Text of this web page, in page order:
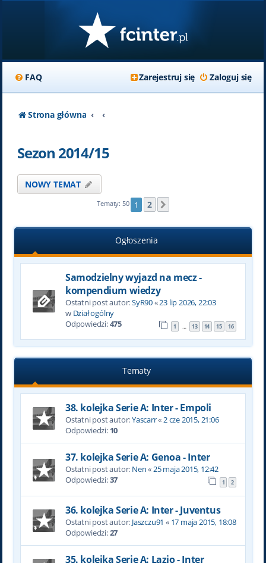
FAQ Zaloguj się
Zarejestruj się
Strona główna
Sezon 2014/15
NOWY TEMAT
Tematy: 50 1 2
Ogłoszenia
Samodzielny wyjazd na mecz -
kompendium wiedzy
Ostatni post autor:SyR90«23 lip 2026, 22:03
w Dział ogólny
Odpowiedzi:475 1 … 13 14 15 16
Tematy
38. kolejka Serie A: Inter - Empoli
Ostatni post autor:Yascarr«2 cze 2015, 21:06
Odpowiedzi: 10
37. kolejka Serie A: Genoa - Inter
Ostatni post autor: Nen«25 maja 2015, 12:42
Odpowiedzi:37 1 2
36. kolejka Serie A: Inter - Juventus
Ostatni post autor: Jaszczu91 « 17 maja 2015, 18:08
Odpowiedzi:27
35. kolejka Serie A: Lazio - Inter